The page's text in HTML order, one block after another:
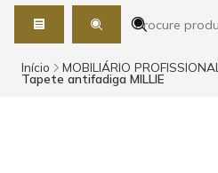
Início MOBILIÁRIO PROFISSIONAL
Tapete antifadiga MILLIE